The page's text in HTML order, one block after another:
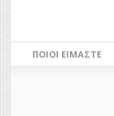
ΠΟΙΟΙ ΕΊΜΑΣΤΕ